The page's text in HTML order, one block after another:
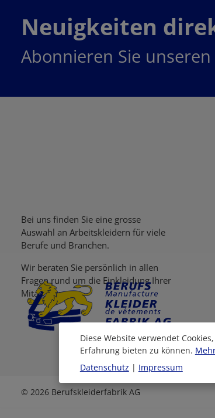
Neuigkeiten
Abonnieren Sie
Bei uns finden Sie eine grosse
Auswahl an Arbeitskleidern für viele
Berufe und Branchen.
Wir beraten Sie persönlich in allen
Fragen rund um die Einkleidung Ihrer
Mitarbeiter.
© 2026 Berufskleiderfabrik AG
Diese Website verwendet
Erfahrung bieten zu können.
Datenschutz | Impressum